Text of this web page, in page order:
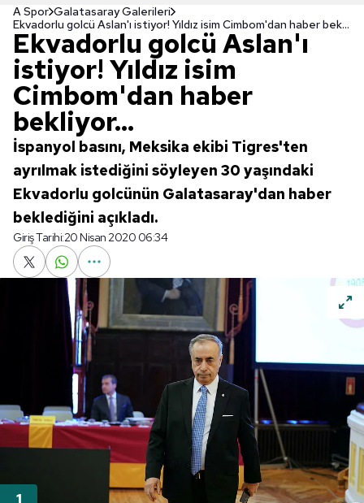
A Spor Galatasaray Galerileri
Ekvadorlu golcü Aslan'ı istiyor! Yıldız isim Cimbom'dan haber bekliyor...
Ekvadorlu golcü Aslan'ı
istiyor! Yıldız isim
Cimbom'dan haber
bekliyor...
İspanyol basını, Meksika ekibi Tigres'ten
ayrılmak istediğini söyleyen 30 yaşındaki
Ekvadorlu golcünün Galatasaray'dan haber
beklediğini açıkladı.
Giriş Tarihi:20 Nisan 2020 06:34